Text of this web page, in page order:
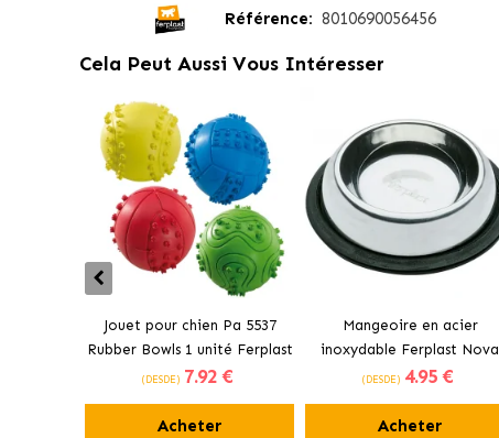
Référence: 8010690056456
Cela Peut Aussi Vous Intéresser
Jouet pour chien Pa 5537
Rubber Bowls 1 unité Ferplast
(DESDE) 7.92 €
Acheter
Mangeoire en acier
inoxydable Ferplast Nova
(DESDE) 4.95 €
Acheter